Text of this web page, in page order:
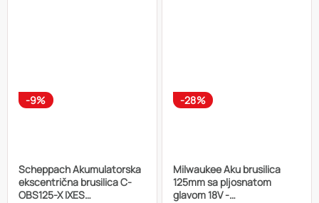
-9%
Scheppach Akumulatorska
ekscentrična brusilica C-
OBS125-X IXES
-28%
Milwaukee Aku brusilica
125mm sa pljosnatom
glavom 18V -